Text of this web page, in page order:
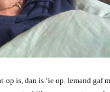
op is, dan is ‘ie op. Iemand gaf